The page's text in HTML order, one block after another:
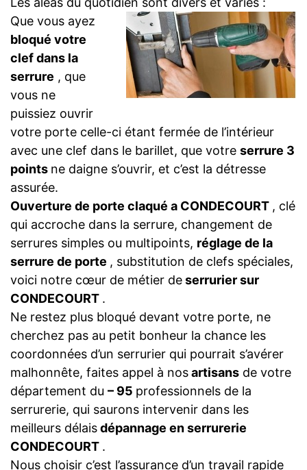
Que vous ayez
bloqué votre
clef dans la
serrure , que
vous ne
puissiez ouvrir
votre porte celle-ci étant fermée de l’intérieur
avec une clef dans le barillet, que votre serrure 3
points ne daigne s’ouvrir, et c’est la détresse
assurée.
Ouverture de porte claqué a CONDECOURT , clé
qui accroche dans la serrure, changement de
serrures simples ou multipoints, réglage de la
serrure de porte , substitution de clefs spéciales,
voici notre cœur de métier deserrurier sur
CONDECOURT .
Ne restez plus bloqué devant votre porte, ne
cherchez pas au petit bonheur la chance les
coordonnées d’un serrurier qui pourrait s’avérer
malhonnête, faites appel à nosartisans de votre
département du – 95 professionnels de la
serrurerie, qui saurons intervenir dans les
meilleurs délaisdépannage en serrurerie
CONDECOURT .
Nous choisir c’est l’assurance d’un travail rapide